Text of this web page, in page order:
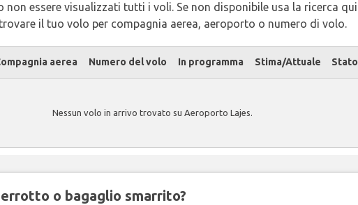
non essere visualizzati tutti i voli. Se non disponibile usa la ricerca qui
il tuo volo per compagnia aerea, aeroporto o numero di volo.
aerea Numero del volo In programma Stima/Attuale Stato
Nessun volo in arrivo trovato su Aeroporto Lajes.
o bagaglio smarrito?